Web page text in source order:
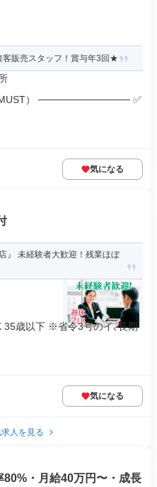
客販売スタッフ！賞与年3回★
MUST） ───────────── ✅
気になる
』 未経験者大歓迎！残業ほぼ
35歳以下 ※省令3号のイ､長期
気になる
人を見る
・月給40万円〜・成長